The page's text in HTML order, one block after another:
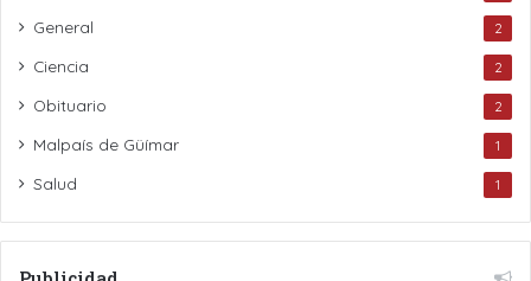
General 2
Ciencia 2
Obituario 2
Malpaís de Güímar 1
Salud 1